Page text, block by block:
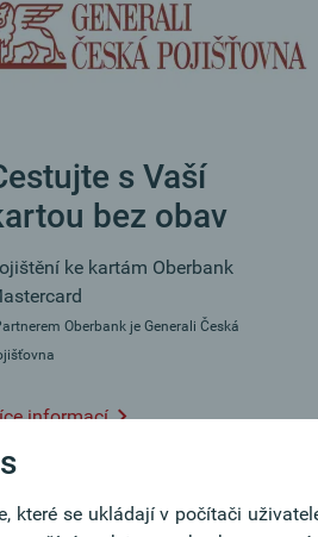
s Vaší
bez obav
ke kartám Oberbank
Oberbank je Generali Česká
informací
které se ukládají v počítači